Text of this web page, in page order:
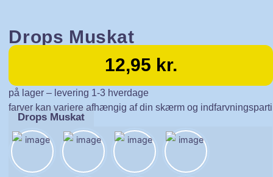
Drops Muskat
12,95 kr.
på lager – levering 1-3 hverdage
farver kan variere afhængig af din skærm og indfarvningsparti
Drops Muskat